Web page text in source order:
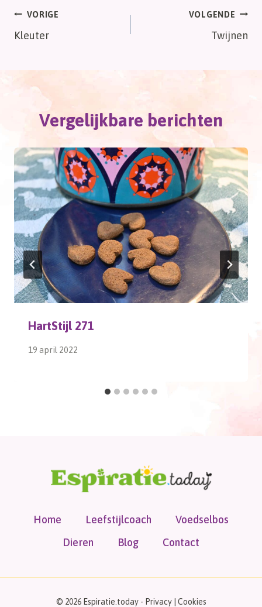
Bericht
navigatie
VORIGE
Kleuter
VOLGENDE
Twijnen
Vergelijkbare berichten
HartStijl 271
19 april 2022
Home Leefstijlcoach
Voedselbos
Dieren
Blog Contact
© 2026 Espiratie.today - Privacy| Cookies